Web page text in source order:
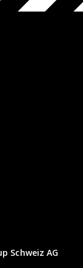
Schweiz AG